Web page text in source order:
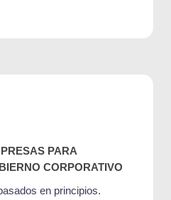
PARA
CORPORATIVO
en principios.